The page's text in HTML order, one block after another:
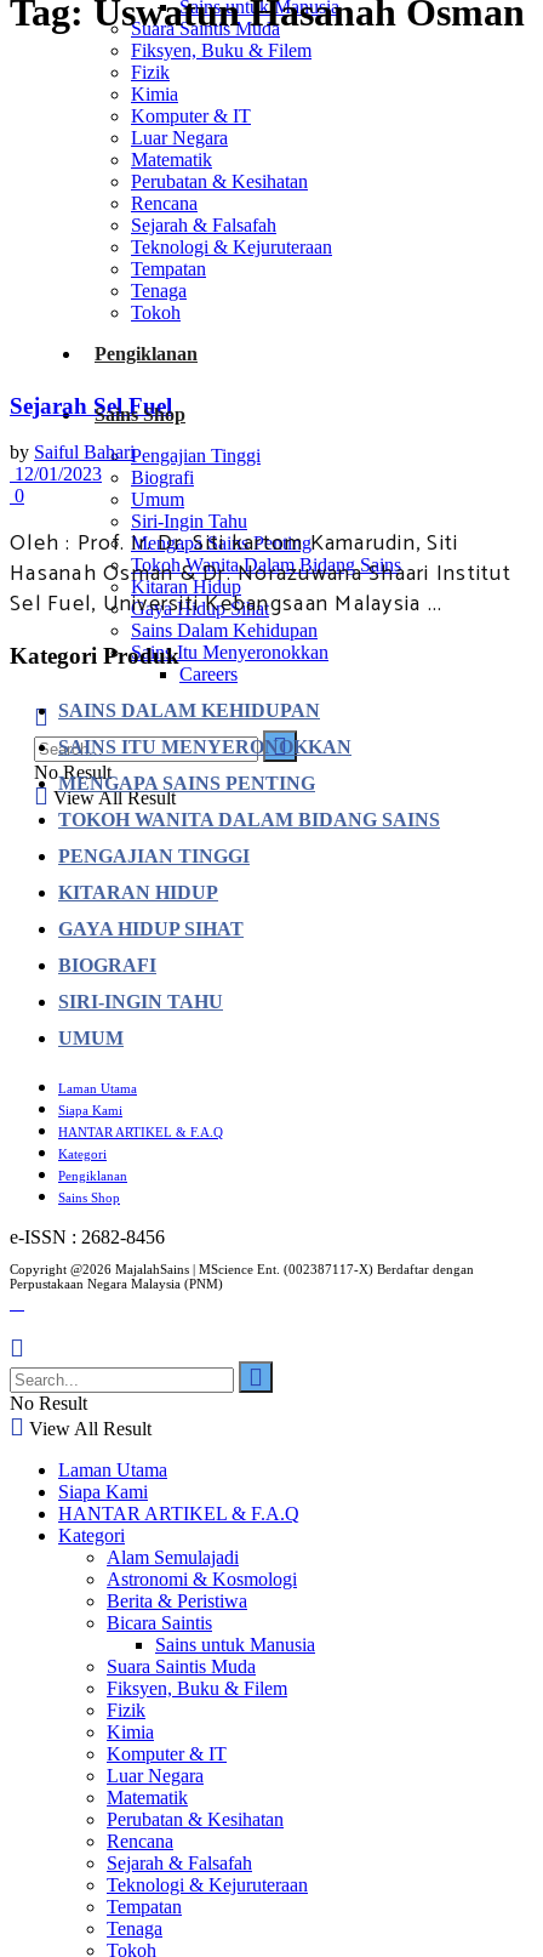
Sains untuk Manusia
Suara Saintis Muda
Fiksyen, Buku & Filem
Fizik
Kimia
Komputer & IT
Luar Negara
Matematik
Perubatan & Kesihatan
Rencana
Sejarah & Falsafah
Teknologi & Kejuruteraan
Tempatan
Tenaga
Tokoh
Pengiklanan
Sains Shop
Pengajian Tinggi
Biografi
Umum
Siri-Ingin Tahu
Mengapa Sains Penting
Tokoh Wanita Dalam Bidang Sains
Kitaran Hidup
Gaya Hidup Sihat
Sains Dalam Kehidupan
Sains Itu Menyeronokkan
Careers
No Result
View All Result
Tag: Uswatun Hasanah Osman
Sejarah Sel Fuel
by Saiful Bahari
12/01/2023
0
Oleh : Prof. Ir. Dr. Siti kartom Kamarudin, Siti
Hasanah Osman & Dr. Norazuwana Shaari Institut
Sel Fuel, Universiti Kebangsaan Malaysia ...
Kategori Produk
SAINS DALAM KEHIDUPAN
SAINS ITU MENYERONOKKAN
MENGAPA SAINS PENTING
TOKOH WANITA DALAM BIDANG SAINS
PENGAJIAN TINGGI
KITARAN HIDUP
GAYA HIDUP SIHAT
BIOGRAFI
SIRI-INGIN TAHU
UMUM
Laman Utama
Siapa Kami
HANTAR ARTIKEL & F.A.Q
Kategori
Pengiklanan
Sains Shop
e-ISSN : 2682-8456
Copyright @2026 MajalahSains | MScience Ent. (002387117-X) Berdaftar dengan
Perpustakaan Negara Malaysia (PNM)
No Result
View All Result
Laman Utama
Siapa Kami
HANTAR ARTIKEL & F.A.Q
Kategori
Alam Semulajadi
Astronomi & Kosmologi
Berita & Peristiwa
Bicara Saintis
Sains untuk Manusia
Suara Saintis Muda
Fiksyen, Buku & Filem
Fizik
Kimia
Komputer & IT
Luar Negara
Matematik
Perubatan & Kesihatan
Rencana
Sejarah & Falsafah
Teknologi & Kejuruteraan
Tempatan
Tenaga
Tokoh